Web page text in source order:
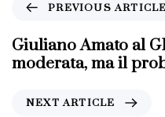
e
v
i
PREVIOUS ARTICLE
Giuliano Amato al
moderata, ma il
NEXT ARTICLE